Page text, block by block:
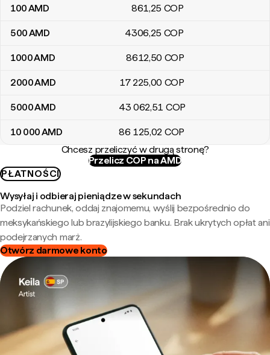
100AMD 861,25 COP
500AMD 4306,25 COP
1000AMD 8612,50 COP
2000AMD 17 225,00 COP
5000AMD 43 062,51 COP
10 000AMD 86 125,02 COP
Chcesz przeliczyć w drugą stronę?
Przelicz COP na AMD
PŁATNOŚCI
Wysyłaj i odbieraj pieniądze w sekundach
Podziel rachunek, oddaj znajomemu, wyślij bezpośrednio do
meksykańskiego lub brazylijskiego banku. Brak ukrytych opłat ani
podejrzanych marż.
Otwórz darmowe konto